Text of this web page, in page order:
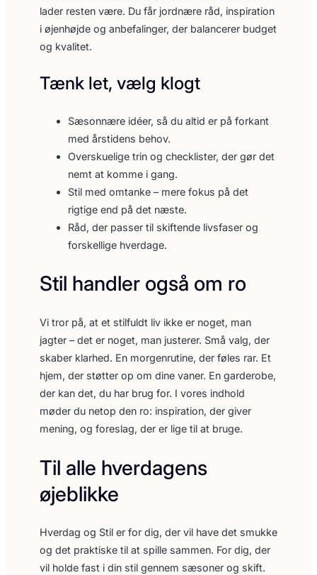
lader resten være. Du får jordnære råd, inspiration
i øjenhøjde og anbefalinger, der balancerer budget
og kvalitet.
Tænk let, vælg klogt
Sæsonnære idéer, så du altid er på forkant
med årstidens behov.
Overskuelige trin og checklister, der gør det
nemt at komme i gang.
Stil med omtanke – mere fokus på det
rigtige end på det næste.
Råd, der passer til skiftende livsfaser og
forskellige hverdage.
Stil handler også om ro
Vi tror på, at et stilfuldt liv ikke er noget, man
jagter – det er noget, man justerer. Små valg, der
skaber klarhed. En morgenrutine, der føles rar. Et
hjem, der støtter op om dine vaner. En garderobe,
der kan det, du har brug for. I vores indhold
møder du netop den ro: inspiration, der giver
mening, og foreslag, der er lige til at bruge.
Til alle hverdagens
øjeblikke
Hverdag og Stil er for dig, der vil have det smukke
og det praktiske til at spille sammen. For dig, der
vil holde fast i din stil gennem sæsoner og skift.